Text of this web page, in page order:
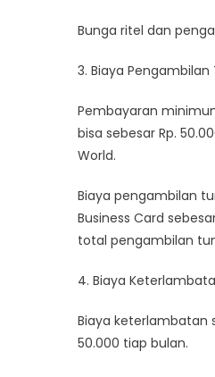
Bunga ritel dan
3. Biaya Pengambilan
Pembayaran
bisa sebesar Rp.
World.
Biaya pengambilan
Business Card
total pengambilan
4. Biaya
Biaya keterlambatan
50.000 tiap bulan.